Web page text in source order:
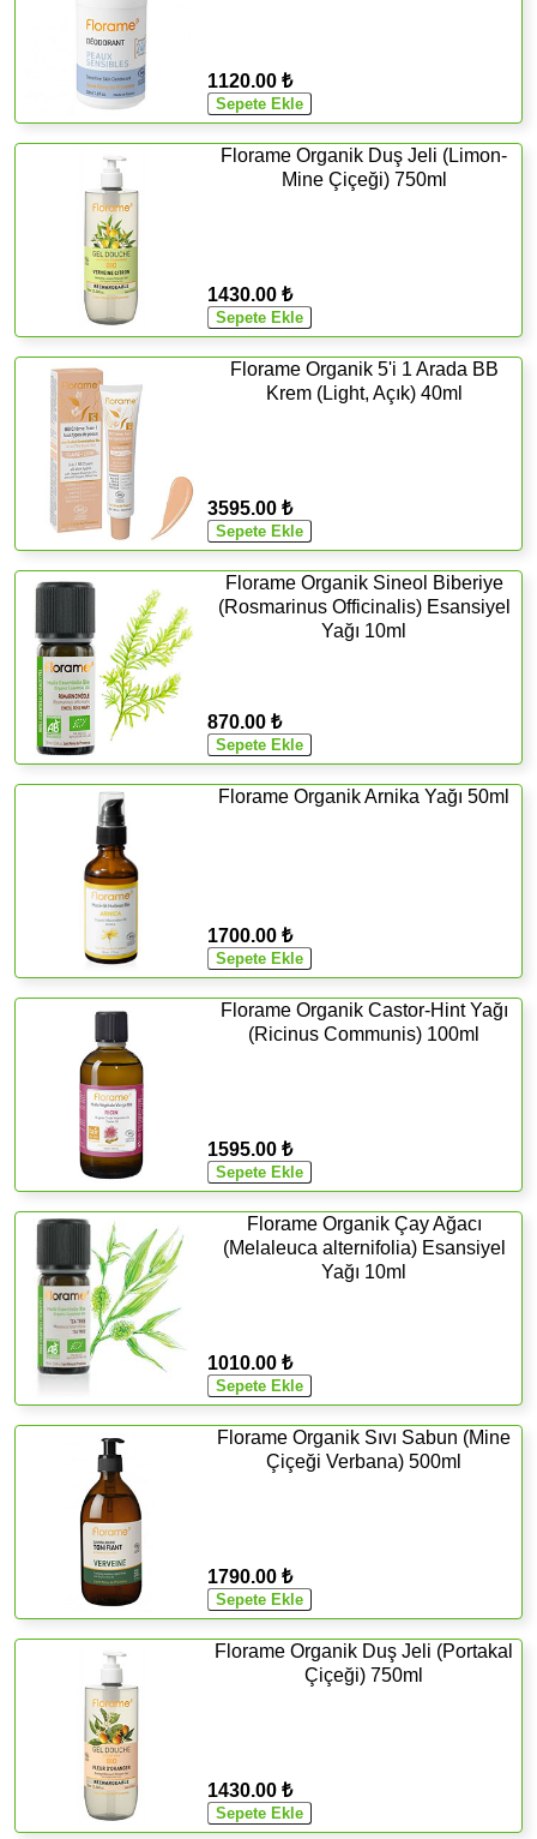
1120.00 ₺
Florame Organik Duş Jeli (Limon-
Mine Çiçeği) 750ml
1430.00 ₺
Florame Organik 5'i 1 Arada BB
Krem (Light, Açık) 40ml
3595.00 ₺
Florame Organik Sineol Biberiye
(Rosmarinus Officinalis) Esansiyel
Yağı 10ml
870.00 ₺
Florame Organik Arnika Yağı 50ml
1700.00 ₺
Florame Organik Castor-Hint Yağı
(Ricinus Communis) 100ml
1595.00 ₺
Florame Organik Çay Ağacı
(Melaleuca alternifolia) Esansiyel
Yağı 10ml
1010.00 ₺
Florame Organik Sıvı Sabun (Mine
Çiçeği Verbana) 500ml
1790.00 ₺
Florame Organik Duş Jeli (Portakal
Çiçeği) 750ml
1430.00 ₺